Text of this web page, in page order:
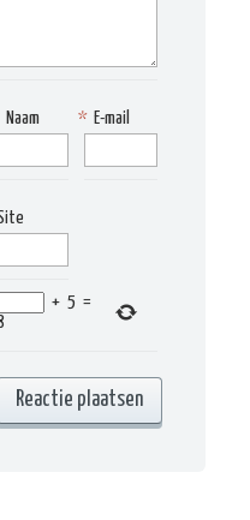
Naam E-mail
*
+ 5 =